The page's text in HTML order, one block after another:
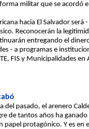
militar que se acordó
hacia El Salvador
Reconocerán la
entregando el
- a programas e
FIS y Municipalidades
del pasado, el arenero
de tantos años ha
papel protagónico. Y es en